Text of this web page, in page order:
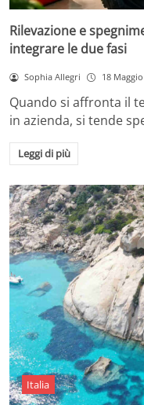
Rilevazione e
integrare le due fasi
Sophia Allegri 18
Quando si affronta il
in azienda, si tende
Leggi di più
Italia